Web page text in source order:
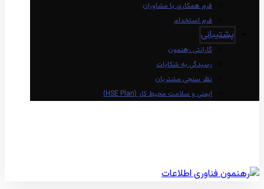
فرم همکاری با مشاوران
فرم استخدام
پشتیبانی
گارانتی رهنمون
رسیدگی به شکایات
نظر سنجی مشتریان
ایمنی و سلامت محیط کار (HSE Plan)